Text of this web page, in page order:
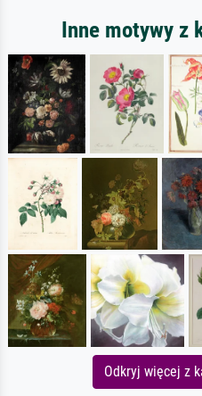
Inne motywy z
Odkryj więcej z